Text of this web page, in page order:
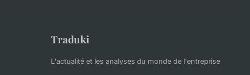
Traduki
L'actualité et les analyses du monde de l'entreprise